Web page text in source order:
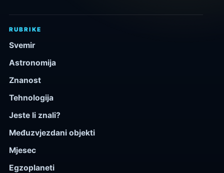
RUBRIKE
Svemir
Astronomija
Znanost
Tehnologija
Jeste li znali?
Međuzvjezdani objekti
Mjesec
Egzoplaneti